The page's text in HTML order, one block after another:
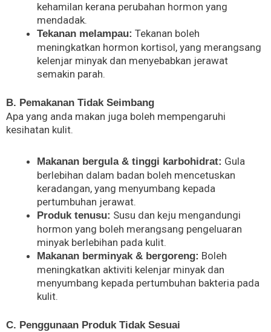
kehamilan kerana perubahan hormon yang
mendadak.
Tekanan melampau: Tekanan boleh
meningkatkan hormon kortisol, yang merangsang
kelenjar minyak dan menyebabkan jerawat
semakin parah.
B. Pemakanan Tidak Seimbang
Apa yang anda makan juga boleh mempengaruhi
kesihatan kulit.
Makanan bergula & tinggi karbohidrat: Gula
berlebihan dalam badan boleh mencetuskan
keradangan, yang menyumbang kepada
pertumbuhan jerawat.
Produk tenusu: Susu dan keju mengandungi
hormon yang boleh merangsang pengeluaran
minyak berlebihan pada kulit.
Makanan berminyak & bergoreng: Boleh
meningkatkan aktiviti kelenjar minyak dan
menyumbang kepada pertumbuhan bakteria pada
kulit.
C. Penggunaan Produk Tidak Sesuai